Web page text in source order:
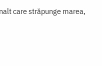
care străpunge marea,